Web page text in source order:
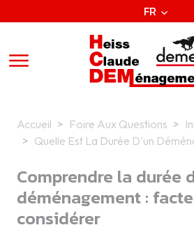
FR
Accueil Foire Aux Questions
Quelle Est La Durée D'un
Comprendre la durée
déménagement :
considérer
Panneau de gestion des cookies